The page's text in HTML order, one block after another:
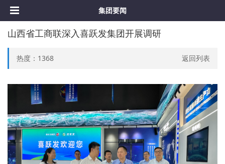
集团要闻
山西省工商联深入喜跃发集团开展调研
热度： 1368 返回列表